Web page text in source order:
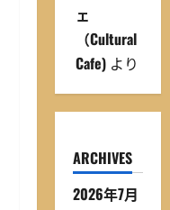
ェ
（Cultural
Cafe)より
ARCHIVES
2026年7月